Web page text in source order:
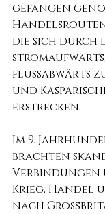
gefangen
die sich durch
flussabwärts
und
erstrecken.
Im 9.
brachten
Verbindungen
Krieg, Handel
nach